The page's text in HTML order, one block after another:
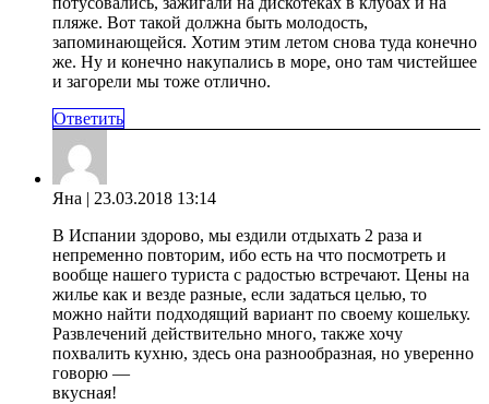
пляже. Вот такой должна быть молодость,
запоминающейся. Хотим этим летом снова туда конечно
же. Ну и конечно накупались в море, оно там чистейшее
и загорели мы тоже отлично.
Ответить
Яна
| 23.03.2018 13:14
В Испании здорово, мы ездили отдыхать 2 раза и
непременно повторим, ибо есть на что посмотреть и
вообще нашего туриста с радостью встречают. Цены на
жилье как и везде разные, если задаться целью, то
можно найти подходящий вариант по своему кошельку.
Развлечений действительно много, также хочу
похвалить кухню, здесь она разнообразная, но уверенно
говорю —
вкусная!